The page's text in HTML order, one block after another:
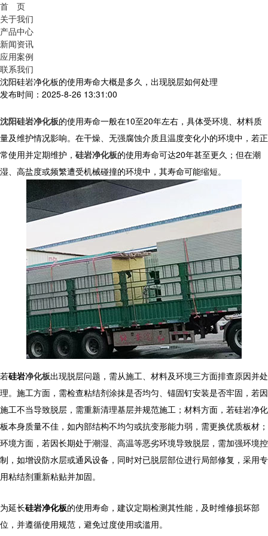
首 页
关于我们
产品中心
新闻资讯
应用案例
联系我们
沈阳硅岩净化板的使用寿命大概是多久，出现脱层如何处理
发布时间：2025-8-26 13:31:00
沈阳硅岩净化板的使用寿命一般在10至20年左右，具体受环境、材料质
量及维护情况影响。在干燥、无强腐蚀介质且温度变化小的环境中，若正
常使用并定期维护， 硅岩净化板的使用寿命可达20年甚至更久；但在潮
湿、高盐度或频繁遭受机械碰撞的环境中，其寿命可能缩短。
若硅岩净化板出现脱层问题，需从施工、材料及环境三方面排查原因并处
理。施工方面，需检查粘结剂涂抹是否均匀、锚固钉安装是否牢固，若因
施工不当导致脱层，需重新清理基层并规范施工；材料方面，若硅岩净化
板本身质量不佳，如内部结构不均匀或抗变形能力弱，需更换优质板材；
环境方面，若因长期处于潮湿、高温等恶劣环境导致脱层，需加强环境控
制，如增设防水层或通风设备，同时对已脱层部位进行局部修复，采用专
用粘结剂重新粘贴并加固。
为延长硅岩净化板的使用寿命，建议定期检测其性能，及时维修损坏部
位，并遵循使用规范，避免过度使用或滥用。